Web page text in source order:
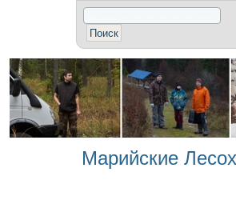
Марийские